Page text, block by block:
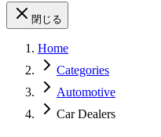
閉じる
Home
Categories
Automotive
Car Dealers